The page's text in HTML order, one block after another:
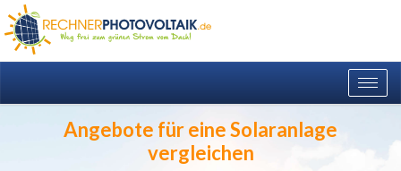
Angebote für eine Solaranlage
vergleichen